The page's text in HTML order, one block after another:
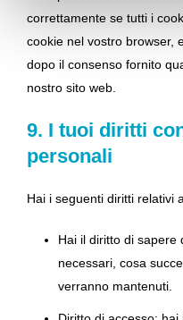
correttamente se tutti i
cookie nel vostro browser,
dopo il consenso fornito
nostro sito web.
9. I tuoi diritti
personali
Hai i seguenti diritti relativi
Hai il diritto di sapere
necessari, cosa
verranno mantenuti.